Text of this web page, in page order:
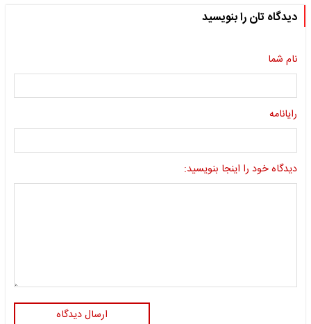
دیدگاه تان را بنویسید
نام شما
رایانامه
دیدگاه خود را اینجا بنویسید:
ارسال دیدگاه